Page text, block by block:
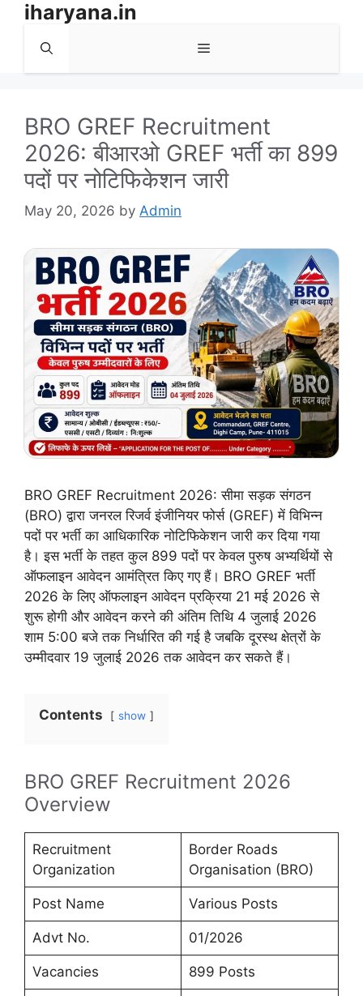
Skip
content
iharyana.in
Menu
BRO GREF Recruitment
2026: बीआरओ GREF भर्ती का 899
पदों पर नोटिफिकेशन जारी
May 20, 2026 by Admin
BRO GREF Recruitment 2026: सीमा सड़क संगठन
(BRO) द्वारा जनरल रिजर्व इंजीनियर फोर्स (GREF) में विभिन्न
पदों पर भर्ती का आधिकारिक नोटिफिकेशन जारी कर दिया गया
है। इस भर्ती के तहत कुल 899 पदों पर केवल पुरुष अभ्यर्थियों से
ऑफलाइन आवेदन आमंत्रित किए गए हैं। BRO GREF भर्ती
2026 के लिए ऑफलाइन आवेदन प्रक्रिया 21 मई 2026 से
शुरू होगी और आवेदन करने की अंतिम तिथि 4 जुलाई 2026
शाम 5:00 बजे तक निर्धारित की गई है जबकि दूरस्थ क्षेत्रों के
उम्मीदवार 19 जुलाई 2026 तक आवेदन कर सकते हैं।
Contents show
BRO GREF Recruitment 2026
Overview
Recruitment
Organization
Border Roads
Organisation (BRO)
Post Name Various Posts
Advt No. 01/2026
Vacancies 899 Posts